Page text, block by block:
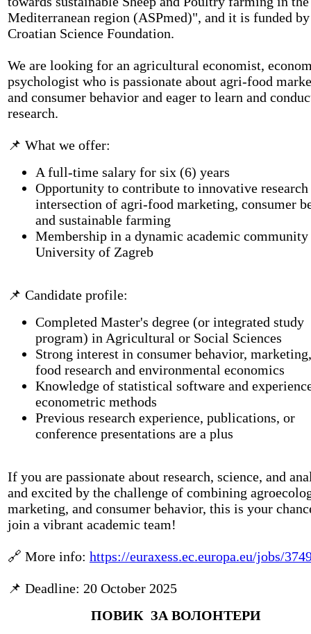
Mediterranean region (ASPmed)", and it is funded
Croatian Science Foundation.
We are looking for an agricultural economist,
psychologist who is passionate about agri-food
and consumer behavior and eager to learn and
research.
📌 What we offer:
A full-time salary for six (6) years
Opportunity to contribute to innovative research
intersection of agri-food marketing, consumer
and sustainable farming
Membership in a dynamic academic community
University of Zagreb
📌 Candidate profile:
Completed Master's degree (or integrated study
program) in Agricultural or Social Sciences
Strong interest in consumer behavior,
food research and environmental economics
Knowledge of statistical software and
econometric methods
Previous research experience, publications, or
conference presentations are a plus
If you are passionate about research, science, and
and excited by the challenge of combining
marketing, and consumer behavior, this is your
join a vibrant academic team!
🔗 More info: https://euraxess.ec.europa.eu/jobs/
📌 Deadline: 20 October 2025
ПОВИК ЗА ВОЛОНТЕРИ